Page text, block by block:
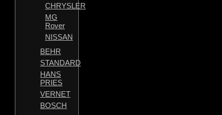
CHRYSLER
MG
Rover
NISSAN
BEHR
STANDARD
HANS
PRIES
VERNET
BOSCH